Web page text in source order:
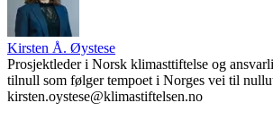
Kirsten Å. Øystese
Prosjektleder i Norsk klimasttiftelse og
tilnull som følger tempoet i Norges vei til
kirsten.oystese@klimastiftelsen.no